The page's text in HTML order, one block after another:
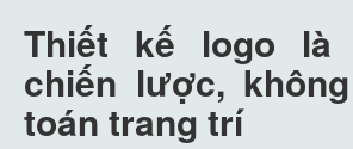
Thiết kế logo là
chiến lược,
toán trang trí